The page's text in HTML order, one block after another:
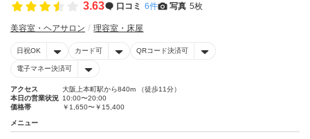
3.63 口コミ 6件 写真 5枚
美容室・ヘアサロン 理容室・床屋
日祝OK カード可 QRコード決済可
電子マネー決済可
アクセス
大阪上本町駅から840m （徒歩11分）
本日の営業状況 10:00〜20:00
価格帯
￥1,650〜￥15,400
メニュー